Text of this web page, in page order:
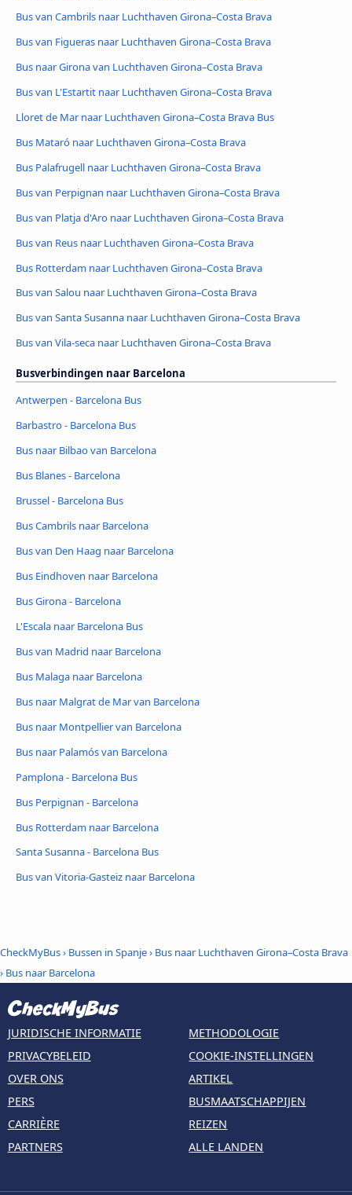
Bus van Cambrils naar Luchthaven Girona–Costa Brava
Bus van Figueras naar Luchthaven Girona–Costa Brava
Bus naar Girona van Luchthaven Girona–Costa Brava
Bus van L'Estartit naar Luchthaven Girona–Costa Brava
Lloret de Mar naar Luchthaven Girona–Costa Brava Bus
Bus Mataró naar Luchthaven Girona–Costa Brava
Bus Palafrugell naar Luchthaven Girona–Costa Brava
Bus van Perpignan naar Luchthaven Girona–Costa Brava
Bus van Platja d'Aro naar Luchthaven Girona–Costa Brava
Bus van Reus naar Luchthaven Girona–Costa Brava
Bus Rotterdam naar Luchthaven Girona–Costa Brava
Bus van Salou naar Luchthaven Girona–Costa Brava
Bus van Santa Susanna naar Luchthaven Girona–Costa Brava
Bus van Vila-seca naar Luchthaven Girona–Costa Brava
Busverbindingen naar Barcelona
Antwerpen - Barcelona Bus
Barbastro - Barcelona Bus
Bus naar Bilbao van Barcelona
Bus Blanes - Barcelona
Brussel - Barcelona Bus
Bus Cambrils naar Barcelona
Bus van Den Haag naar Barcelona
Bus Eindhoven naar Barcelona
Bus Girona - Barcelona
L'Escala naar Barcelona Bus
Bus van Madrid naar Barcelona
Bus Malaga naar Barcelona
Bus naar Malgrat de Mar van Barcelona
Bus naar Montpellier van Barcelona
Bus naar Palamós van Barcelona
Pamplona - Barcelona Bus
Bus Perpignan - Barcelona
Bus Rotterdam naar Barcelona
Santa Susanna - Barcelona Bus
Bus van Vitoria-Gasteiz naar Barcelona
CheckMyBus› Bussen in Spanje› Bus naar Luchthaven Girona–Costa Brava
› Bus naar Barcelona
JURIDISCHE INFORMATIE
PRIVACYBELEID
OVER ONS
PERS
CARRIÈRE
PARTNERS
METHODOLOGIE
COOKIE-INSTELLINGEN
ARTIKEL
BUSMAATSCHAPPIJEN
REIZEN
ALLE LANDEN